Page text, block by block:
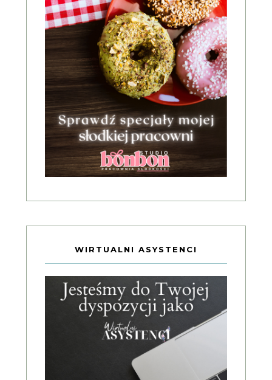
WIRTUALNI ASYSTENCI